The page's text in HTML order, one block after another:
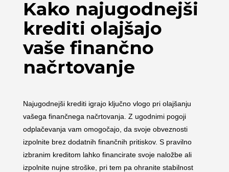
Kako najugodnejši
krediti olajšajo
vaše finančno
načrtovanje
Najugodnejši krediti igrajo ključno vlogo pri olajšanju
vašega finančnega načrtovanja. Z ugodnimi pogoji
odplačevanja vam omogočajo, da svoje obveznosti
izpolnite brez dodatnih finančnih pritiskov. S pravilno
izbranim kreditom lahko financirate svoje naložbe ali
izpolnite nujne stroške, pri tem pa ohranite stabilnost